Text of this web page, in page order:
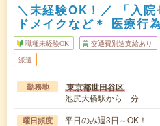
＼未経験OK！／ 「入
ドメイクなど＊ 医療行
職種未経験OK 交通費別途支給あり
派遣
勤務地 東京都世田谷区
池尻大橋駅から---分
曜日頻度 平日のみ週3日～OK！